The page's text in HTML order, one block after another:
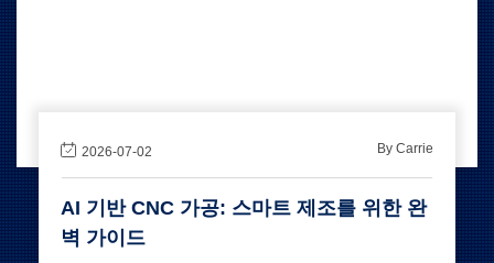
2026-07-02 By Carrie
AI 기반 CNC 가공: 스마트 제조를 위한 완
벽 가이드